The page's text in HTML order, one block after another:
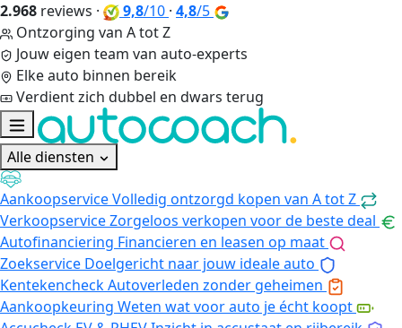
2.968 reviews · 9,8/10 · 4,8/5
Ontzorging van A tot Z
Jouw eigen team van auto-experts
Elke auto binnen bereik
Verdient zich dubbel en dwars terug
Alle diensten
AankoopserviceVolledig ontzorgd kopen van A tot Z
VerkoopserviceZorgeloos verkopen voor de beste deal
Autofinanciering Financieren en leasen op maat
Zoekservice Doelgericht naar jouw ideale auto
KentekencheckAutoverleden zonder geheimen
Aankoopkeuring Weten wat voor auto je écht koopt